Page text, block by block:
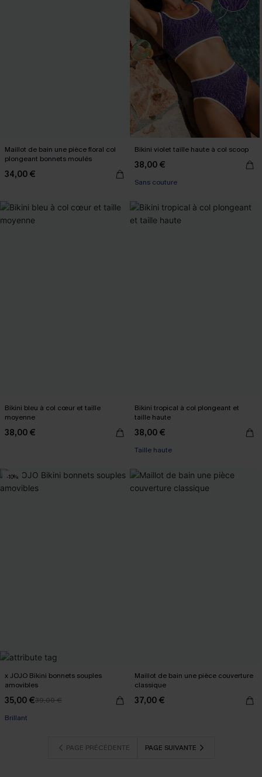
Maillot de bain une pièce floral col
plongeant bonnets moulés
34,00 €
Bikini violet taille haute à col scoop
38,00 €
Sans couture
Bikini bleu à col cœur et taille
moyenne
38,00 €
Bikini tropical à col plongeant et
taille haute
38,00 €
Taille haute
-10%
x JOJO Bikini bonnets souples
amovibles
35,00 €39,00 €
Brillant
Maillot de bain une pièce couverture
classique
37,00 €
PAGE PRÉCÉDENTE PAGE SUIVANTE